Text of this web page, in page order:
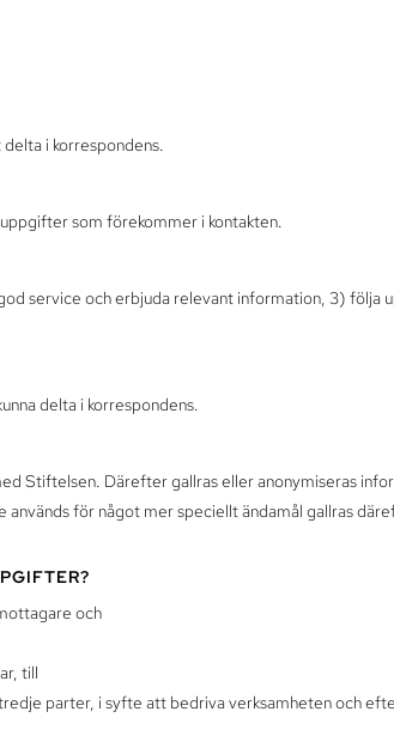
i korrespondens.
som förekommer i kontakten.
service och erbjuda relevant information, 3) följa
delta i korrespondens.
Stiftelsen. Därefter gallras eller anonymiseras
för något mer speciellt ändamål gallras
och
till
parter, i syfte att bedriva verksamheten och